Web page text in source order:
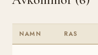
NAMN RAS